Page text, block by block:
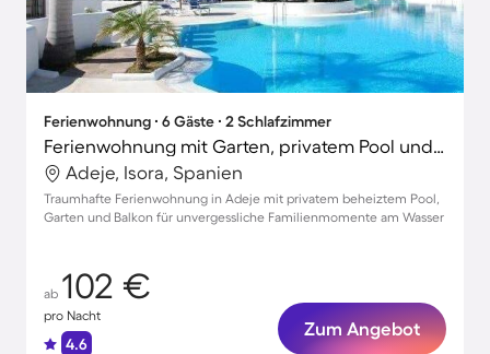
Ferienwohnung ∙ 6 Gäste ∙ 2 Schlafzimmer
Ferienwohnung mit Garten, privatem Pool und Whirlpool
Adeje, Isora, Spanien
Traumhafte Ferienwohnung in Adeje mit privatem beheiztem Pool,
Garten und Balkon für unvergessliche Familienmomente am Wasser
ab 102 €
pro Nacht
4.6
Zum Angebot